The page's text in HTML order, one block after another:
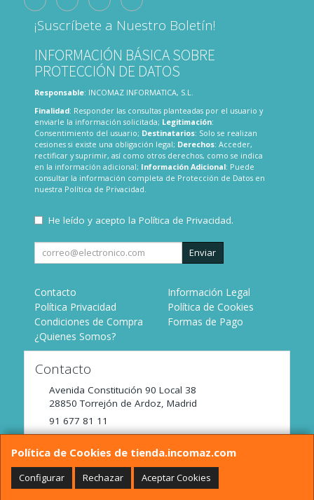
Política de Cookies de tienda.incomaz.com
Configurar Rechazar Aceptar Cookies
¡Suscríbete a Nuestro Boletín!
INFORMACIÓN BÁSICA SOBRE
PROTECCIÓN DE DATOS
Responsable: INCOMAZ INFORMATICA, S.L.
Finalidad: Responder las consultas planteadas por el usuario y
enviarle la información solicitada; Legitimación:
Consentimiento del usuario; Destinatarios: Solo se realizan
cesiones si existe una obligación legal; Derechos: Acceder,
rectificar y suprimir, así como otros derechos, como se indica
en la información adicional; Información Adicional: Puede
consultar la información completa de Protección de Datos en
nuestra Política de Privacidad.
He leído y acepto la Política de Privacidad.
Enviar
Contacto
Información Legal
Política Privacidad
Política de Cookies
Condiciones de Compra
Formas de Pago
¿Quienes Somos?
Contacto
Avenida Constitución 90 Local 38
28850 Torrejón de Ardoz Madrid
91 677 81 11
tienda@incomaz.com
Horario